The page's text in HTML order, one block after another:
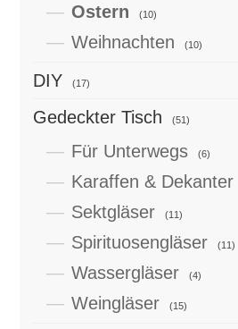
Ostern (10)
Weihnachten (10)
DIY (17)
Gedeckter Tisch (51)
Für Unterwegs (6)
Karaffen & Dekanter
Sektgläser (11)
Spirituosengläser (11)
Wassergläser (4)
Weingläser (15)